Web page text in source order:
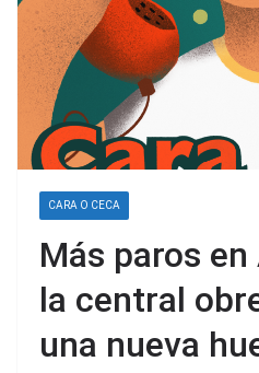
CARA O CECA
Más paros
la central
una nueva